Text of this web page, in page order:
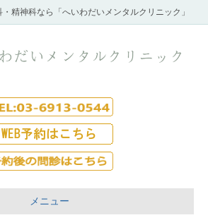
精神科なら「へいわだいメンタルクリニック」
メニュー